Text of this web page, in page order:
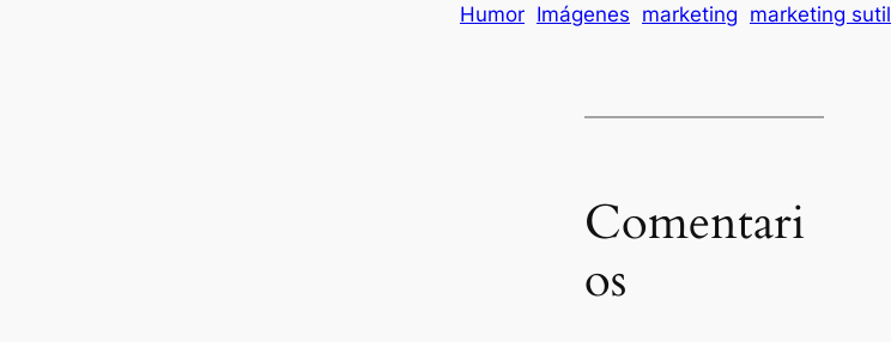
Humor Imágenes marketing marketing sutil
Comentari
os